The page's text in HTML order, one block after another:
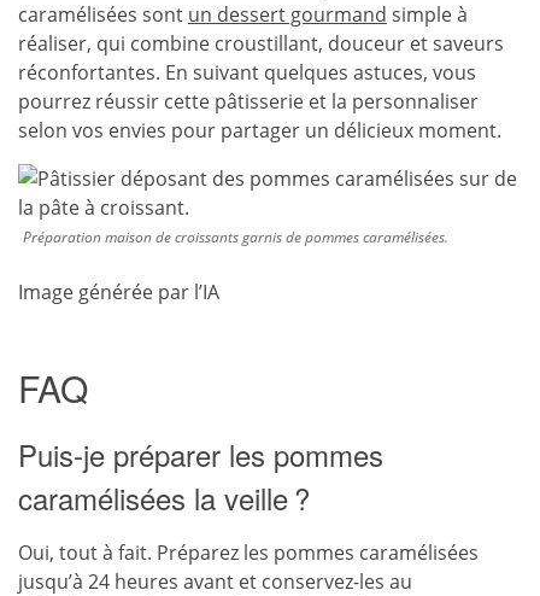
caramélisées sont un dessert gourmand simple à
réaliser, qui combine croustillant, douceur et saveurs
réconfortantes. En suivant quelques astuces, vous
pourrez réussir cette pâtisserie et la personnaliser
selon vos envies pour partager un délicieux moment.
Préparation maison de croissants garnis de pommes caramélisées.
Image générée par l’IA
FAQ
Puis-je préparer les pommes
caramélisées la veille ?
Oui, tout à fait. Préparez les pommes caramélisées
jusqu’à 24 heures avant et conservez-les au